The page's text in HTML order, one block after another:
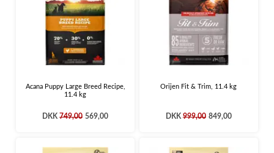
Acana Puppy Large Breed Recipe,
11.4 kg
DKK749,00 569,00
Orijen Fit & Trim, 11.4 kg
DKK999,00 849,00